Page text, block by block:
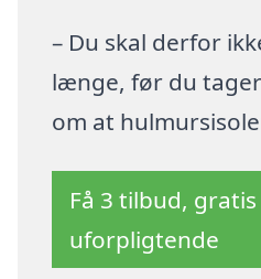
– Du skal derfor
længe, før du
om at
Få 3 tilbud,
uforpligtende